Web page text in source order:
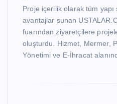
Proje içerilik olarak tüm
avantajlar sunan
fuarından ziyaretçilere
oluşturdu. Hizmet, Mermer,
Yönetimi ve E-İhracat